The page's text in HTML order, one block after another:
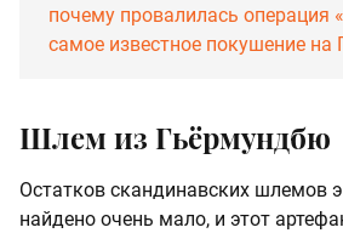
почему провалилась операция
самое известное покушение на
Шлем из Гьёрмундбю
Остатков скандинавских шлемов
найдено очень мало, и этот